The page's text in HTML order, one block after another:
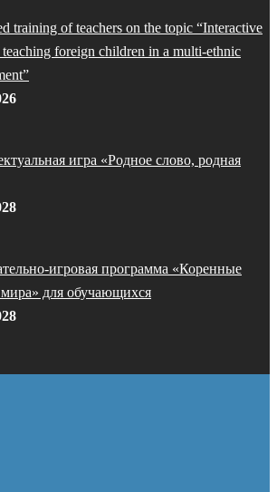
training of teachers on the topic “Interactive
foreign children in a multi-ethnic
игра «Родное слово, родная
игровая программа «Коренные
для обучающихся